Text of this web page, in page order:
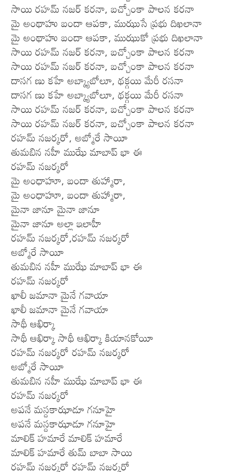
సాయి రహమ్ నజర్ కరనా, బచ్చోంకా పాలన కరనా
మై అంథాహు బందా ఆపకా, ముఝుసే ప్రభు దిఖలానా
మై అంథాహు బందా ఆపకా, ముఝుకో ప్రభు దిఖలానా
సాయి రహమ్ నజర్ కరనా, బచ్చోంకా పాలన కరనా
సాయి రహమ్ నజర్ కరనా, బచ్చోంకా పాలన కరనా
దాసగ ణు కహే అబ్క్యాబోలూ, థక్గయి మేరీ రసనా
దాసగ ణు కహే అబ్క్యాబోలూ, థక్గయి మేరీ రసనా
సాయి రహమ్ నజర్ కరనా, బచ్చోంకా పాలన కరనా
సాయి రహమ్ నజర్ కరనా, బచ్చోంకా పాలన కరనా
రహమ్ నజర్కరో, అబ్మోరే సాయీ
తుమబిన నహీ ముఝే మాబాప్ భా ఈ
రహమ్ నజర్కరో
మై అంధాహూ, బందా తుహ్మారా,
మై అంధాహూ, బందా తుహ్మారా,
మైనా జానూ మైనా జానూ
మైనా జానూ అల్లా ఇలాహీ
రహమ్ నజర్కరో,రహమ్ నజర్కరో
అబ్మోరే సాయీ
తుమబిన నహీ ముఝే మాబాప్ భా ఈ
రహమ్ నజర్కరో
ఖాలీ జమానా మైనే గవాయా
ఖాలీ జమానా మైనే గవాయా
సాథీ ఆఖిర్కా
సాథీ ఆఖిర్కా సాథీ ఆఖిర్కా కియానకోయీ
రహమ్ నజర్కరో రహమ్ నజర్కరో
అబ్మోరే సాయీ
తుమబిన నహీ ముఝే మాబాప్ భా ఈ
రహమ్ నజర్కరో
అపనే మస్దకాఝాడూ గనూహై
అపనే మస్దకాఝాడూ గనూహై
మాలిక్ హమారే మాలిక్ హమారే
మాలిక్ హమారే తుమ్ బాబా సాయి
రహమ్ నజర్కరో రహమ్ నజర్కరో